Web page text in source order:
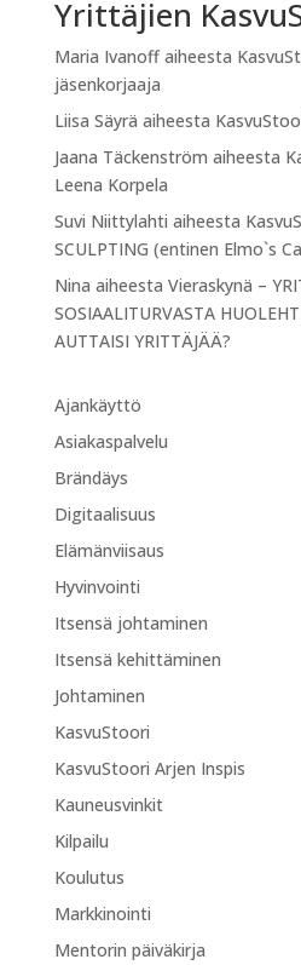
Yrittäjien
Maria Ivanoffaiheesta
jäsenkorjaaja
Liisa Säyrä aiheesta
Jaana Täckenström aiheesta
Leena Korpela
Suvi Niittylahti aiheesta
SCULPTING (entinen Elmo`s
Nina aiheesta Vieraskynä –
SOSIAALITURVASTA
AUTTAISI YRITTÄJÄÄ?
Ajankäyttö
Asiakaspalvelu
Brändäys
Digitaalisuus
Elämänviisaus
Hyvinvointi
Itsensä johtaminen
Itsensä kehittäminen
Johtaminen
KasvuStoori
KasvuStoori Arjen Inspis
Kauneusvinkit
Kilpailu
Koulutus
Markkinointi
Mentorin päiväkirja